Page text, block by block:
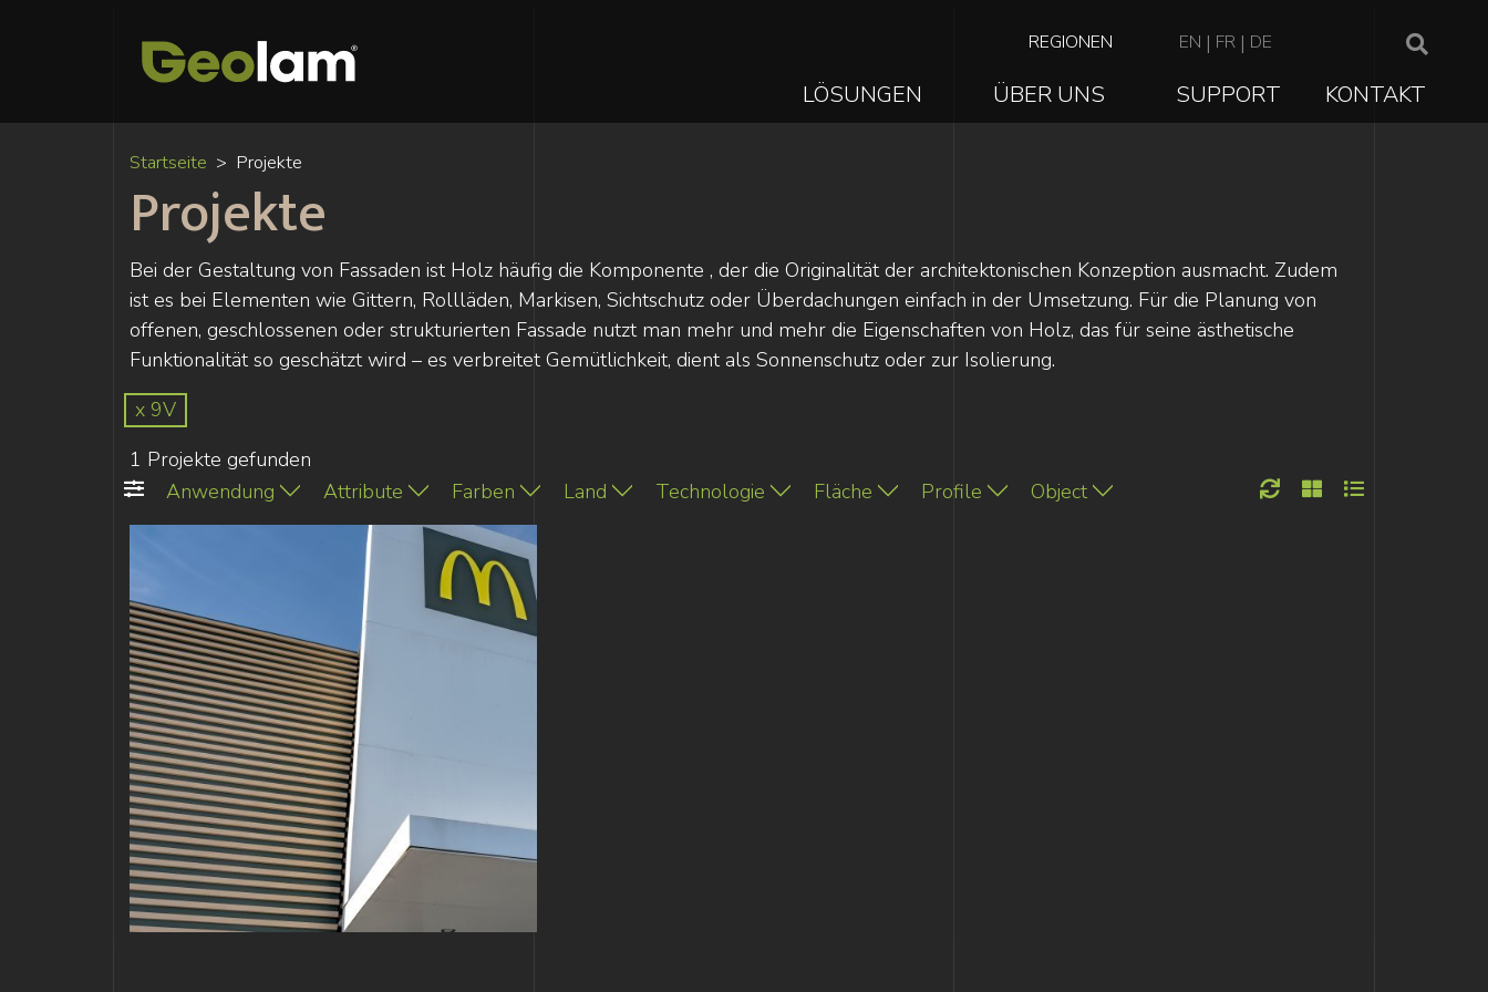
TOP
NAVIGATION
REGIONEN EN | FR | DE
MAIN
LÖSUNGEN ÜBER UNS SUPPORT KONTAKT
Startseite Projekte
Projekte
Bei der Gestaltung von Fassaden ist Holz häufig die Komponente , der die Originalität der architektonischen Konzeption ausmacht. Zudem
ist es bei Elementen wie Gittern, Rollläden, Markisen, Sichtschutz oder Überdachungen einfach in der Umsetzung. Für die Planung von
offenen, geschlossenen oder strukturierten Fassade nutzt man mehr und mehr die Eigenschaften von Holz, das für seine ästhetische
Funktionalität so geschätzt wird – es verbreitet Gemütlichkeit, dient als Sonnenschutz oder zur Isolierung.
x 9V
1 Projekte gefunden
Anwendung
Attribute Farben Land Technologie Fläche Profile Object